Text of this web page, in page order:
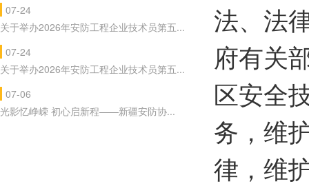
07-24
关于举办2026年安防工程企业技术员第五...
07-24
关于举办2026年安防工程企业技术员第五...
07-06
光影忆峥嵘 初心启新程——新疆安防协...
法、法
府有关
区安全
务，维
律，维